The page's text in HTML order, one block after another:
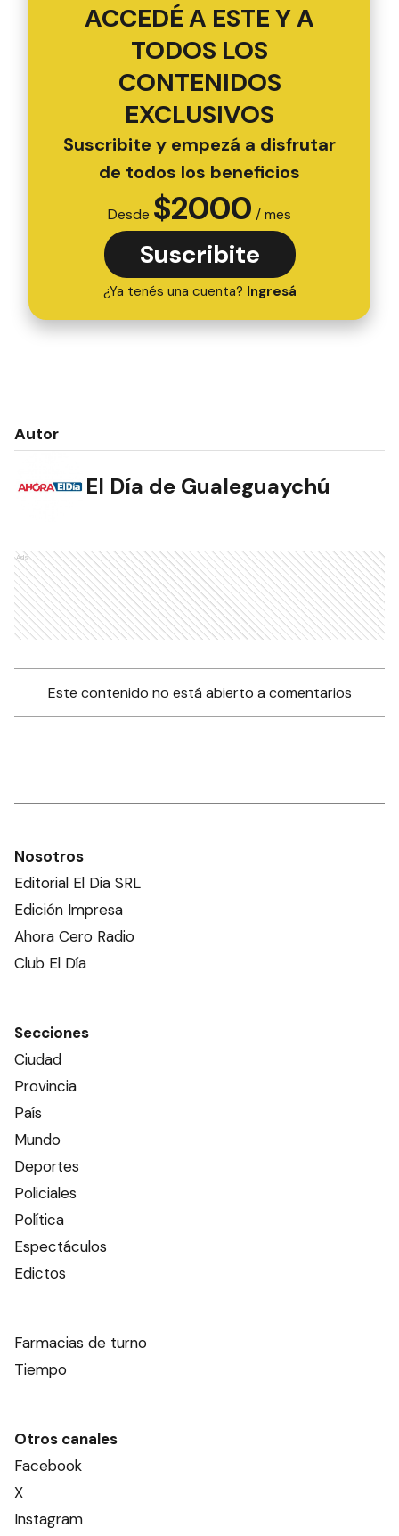
ACCEDÉ A ESTE Y A
TODOS LOS
CONTENIDOS
EXCLUSIVOS
Suscribite y empezá a disfrutar
de todos los beneficios
Desde $2000 / mes
Suscribite
¿Ya tenés una cuenta? Ingresá
Autor
El Día de Gualeguaychú
Ads
Este contenido no está abierto a comentarios
Nosotros
Editorial El Dia SRL
Edición Impresa
Ahora Cero Radio
Club El Día
Secciones
Ciudad
Provincia
País
Mundo
Deportes
Policiales
Política
Espectáculos
Edictos
Farmacias de turno
Tiempo
Otros canales
Facebook
X
Instagram